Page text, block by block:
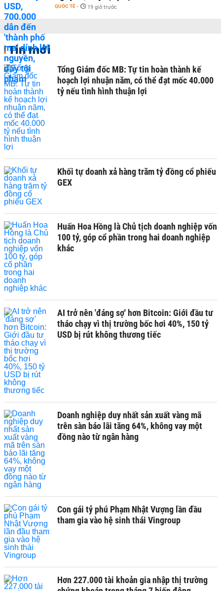
QUỐC TẾ - 19 giờ trước
Tin mới
Tổng Giám đốc MB: Tự tin hoàn thành kế
hoạch lợi nhuận năm, có thể đạt mốc 40.000
tỷ nếu tình hình thuận lợi
Khối tự doanh xả hàng trăm tỷ đồng cổ phiếu
GEX
Huấn Hoa Hồng là Chủ tịch doanh nghiệp vốn
100 tỷ, góp cổ phần trong hai doanh nghiệp
khác
AI trở nên 'đáng sợ' hơn Bitcoin: Giới đầu tư
tháo chạy vì thị trường bốc hơi 40%, 150 tỷ
USD bị rút không thương tiếc
Doanh nghiệp duy nhất sản xuất vàng mã
trên sàn báo lãi tăng 64%, không vay một
đồng nào từ ngân hàng
Con gái tỷ phú Phạm Nhật Vượng lần đầu
tham gia vào hệ sinh thái Vingroup
Hơn 227.000 tài khoản gia nhập thị trường